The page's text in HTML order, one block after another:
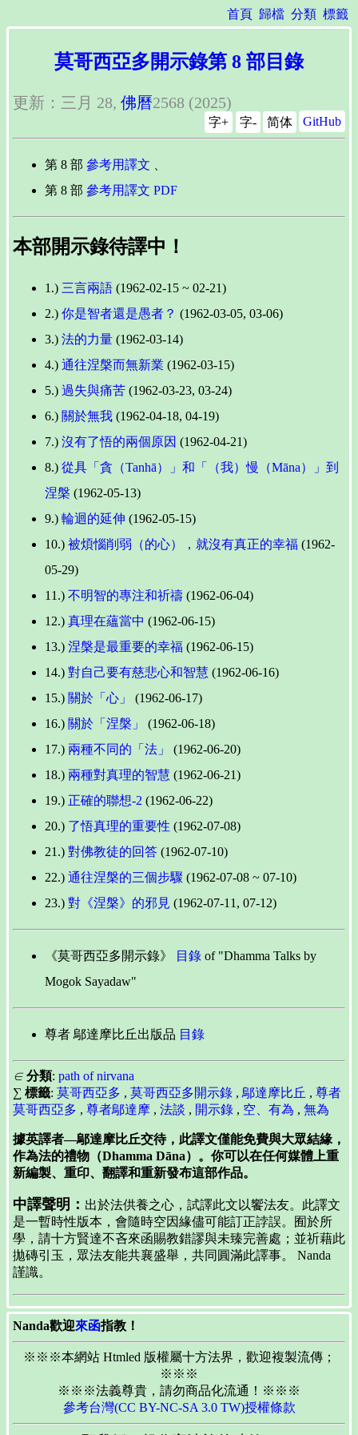
首頁 歸檔 分類 標籤
莫哥西亞多開示錄第 8 部目錄
更新：三月 28, 佛曆2568 (2025)
GitHub
简体
字+ 字-
第 8 部 參考用譯文
第 8 部 參考用譯文 PDF
本部開示錄待譯中！
1.) 三言兩語 (1962-02-15 ~ 02-21)
2.) 你是智者還是愚者？ (1962-03-05, 03-06)
3.) 法的力量 (1962-03-14)
4.) 通往涅槃而無新業 (1962-03-15)
5.) 過失與痛苦 (1962-03-23, 03-24)
6.) 關於無我 (1962-04-18, 04-19)
7.) 沒有了悟的兩個原因 (1962-04-21)
8.) 從具「貪（Tanhā）」和「（我）慢（Māna）」到
涅槃 (1962-05-13)
9.) 輪迴的延伸 (1962-05-15)
10.) 被煩惱削弱（的心），就沒有真正的幸福 (1962-
05-29)
11.) 不明智的專注和祈禱 (1962-06-04)
12.) 真理在蘊當中 (1962-06-15)
13.) 涅槃是最重要的幸福 (1962-06-15)
14.) 對自己要有慈悲心和智慧 (1962-06-16)
15.) 關於「心」
(1962-06-17)
16.) 關於「涅槃」
(1962-06-18)
17.) 兩種不同的「法」
(1962-06-20)
18.) 兩種對真理的智慧 (1962-06-21)
19.) 正確的聯想-2 (1962-06-22)
20.) 了悟真理的重要性 (1962-07-08)
21.) 對佛教徒的回答 (1962-07-10)
22.) 通往涅槃的三個步驟 (1962-07-08 ~ 07-10)
23.) 對《涅槃》的邪見 (1962-07-11, 07-12)
《莫哥西亞多開示錄》 目錄 of "Dhamma Talks by
Mogok Sayadaw"
尊者 鄔達摩比丘出版品 目錄
∈ 分類: path of nirvana
∑ 標籤: 莫哥西亞多 , 莫哥西亞多開示錄 , 鄔達摩比丘 , 尊者
莫哥西亞多 , 尊者鄔達摩 , 法談 , 開示錄 , 空、有為 , 無為
據英譯者—鄔達摩比丘交待，此譯文僅能免費與大眾結緣，
作為法的禮物（Dhamma Dāna）。你可以在任何媒體上重
新編製、重印、翻譯和重新發布這部作品。
中譯聲明： 出於法供養之心，試譯此文以饗法友。此譯文
是一暫時性版本，會隨時空因緣儘可能訂正誖誤。囿於所
學，請十方賢達不吝來函賜教錯謬與未臻完善處；並祈藉此
拋磚引玉，眾法友能共襄盛舉，共同圓滿此譯事。 Nanda
謹識。
Nanda歡迎來函指教！
※※※本網站 Htmled 版權屬十方法界，歡迎複製流傳；
※※※
※※※法義尊貴，請勿商品化流通！※※※
參考台灣(CC BY-NC-SA 3.0 TW)授權條款